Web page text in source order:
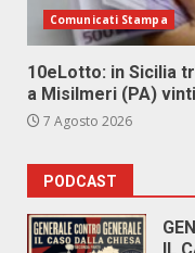
Comunicati Stampa
10eLotto: in Sicilia
a Misilmeri (PA)
7 Agosto 2026
PODCAST